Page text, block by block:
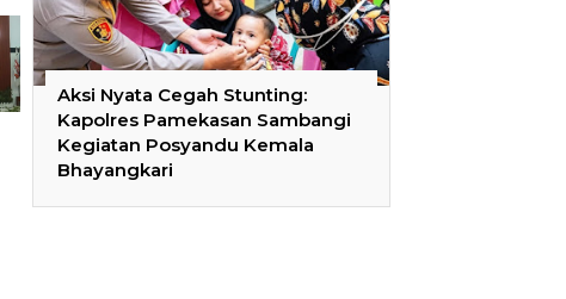
Aksi Nyata Cegah Stunting:
Kapolres Pamekasan Sambangi
Kegiatan Posyandu Kemala
Bhayangkari